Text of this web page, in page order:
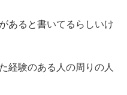
あると書いてるらしいけ
経験のある人の周りの人